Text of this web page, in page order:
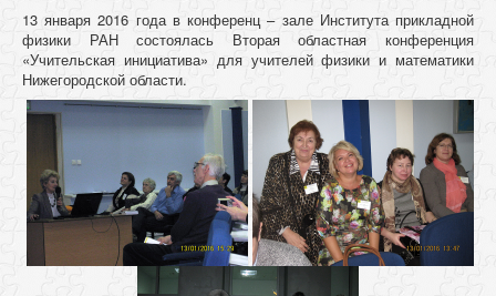
13 января 2016 года в конференц – зале Института прикладной
физики РАН состоялась Вторая областная конференция
«Учительская инициатива» для учителей физики и математики
Нижегородской области.